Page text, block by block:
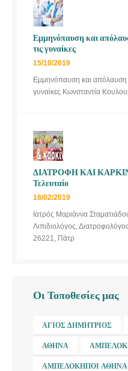
Εμμηνόπαυση και
τις γυναίκες
15/10/2019
Εμμηνόπαυση και απόλαυση
γυναίκες Κωνσταντία
ΔΙΑΤΡΟΦΗ ΚΑΙ
Τελευταίο
18/02/2019
Ιατρός Μαριάννα
Λιπιδιολόγος,
26221, Πάτρ
Οι Τοποθεσίες μας
ΆΓΙΟΣ ΔΗΜΉΤΡΙΟΣ
ΑΘΉΝΑ
ΑΜΠΕΛΌΚΗΠΟΙ ΑΘΉΝΑ